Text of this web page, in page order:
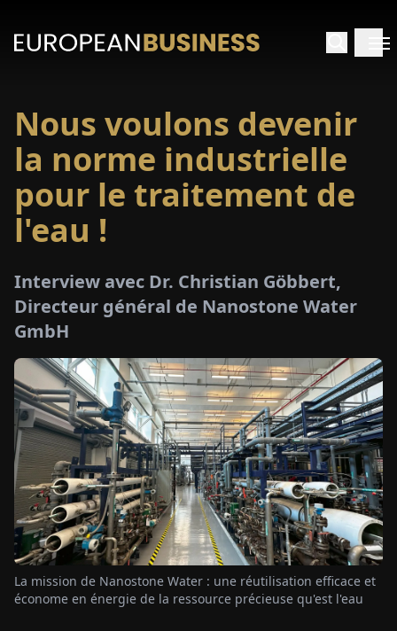
ENDE IT NLPL HU
Nous voulons devenir
la norme industrielle
pour le traitement de
l'eau !
Interview avec Dr. Christian Göbbert,
Directeur général de Nanostone Water
GmbH
La mission de Nanostone Water : une réutilisation efficace et
économe en énergie de la ressource précieuse qu'est l'eau